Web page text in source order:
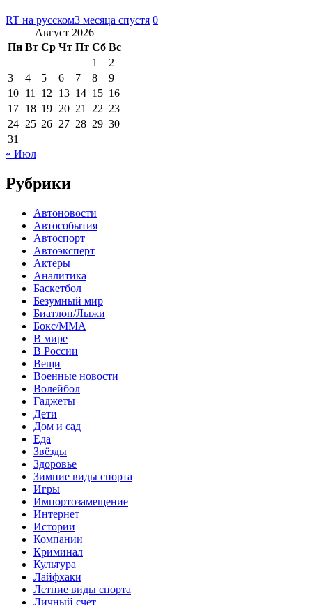
RT на русском3 месяца спустя 0
Август 2026
Пн Вт Ср Чт Пт Сб Вс
1
2
3
4 5 6 7 8
9
10 11 12 13 14 15 16
17 18 19 20 21 22 23
24 25 26 27 28 29 30
31
« Июл
Рубрики
Автоновости
Автособытия
Автоспорт
Автоэксперт
Актеры
Аналитика
Баскетбол
Безумный мир
Биатлон/Лыжи
Бокс/MMA
В мире
В России
Вещи
Военные новости
Волейбол
Гаджеты
Дети
Дом и сад
Еда
Звёзды
Здоровье
Зимние виды спорта
Игры
Импортозамещение
Интернет
Истории
Компании
Криминал
Культура
Лайфхаки
Летние виды спорта
Личный счет